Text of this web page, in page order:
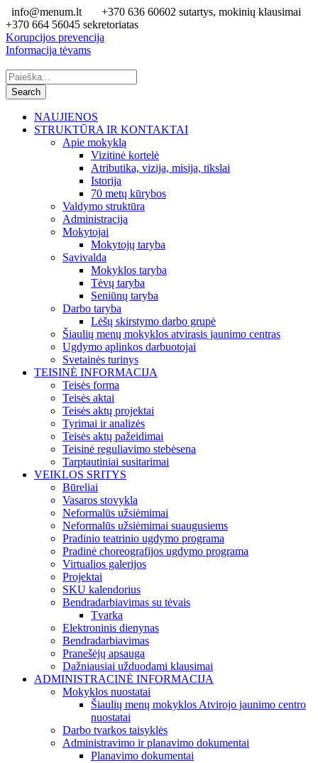
info@menum.lt
+370 636 60602 sutartys, mokinių klausimai
+370 664 56045 sekretoriatas
Korupcijos prevencija
Informacija tėvams
NAUJIENOS
STRUKTŪRA IR KONTAKTAI
Apie mokyklą
Vizitinė kortelė
Atributika, vizija, misija, tikslai
Istorija
70 metų kūrybos
Valdymo struktūra
Administracija
Mokytojai
Mokytojų taryba
Savivalda
Mokyklos taryba
Tėvų taryba
Seniūnų taryba
Darbo taryba
Lėšų skirstymo darbo grupė
Šiaulių menų mokyklos atvirasis jaunimo centras
Ugdymo aplinkos darbuotojai
Svetainės turinys
TEISINĖ INFORMACIJA
Teisės forma
Teisės aktai
Teisės aktų projektai
Tyrimai ir analizės
Teisės aktų pažeidimai
Teisinė reguliavimo stebėsena
Tarptautiniai susitarimai
VEIKLOS SRITYS
Būreliai
Vasaros stovykla
Neformalūs užsiėmimai
Neformalūs užsiėmimai suaugusiems
Pradinio teatrinio ugdymo programa
Pradinė choreografijos ugdymo programa
Virtualios galerijos
Projektai
SKU kalendorius
Bendradarbiavimas su tėvais
Tvarka
Elektroninis dienynas
Bendradarbiavimas
Pranešėjų apsauga
Dažniausiai užduodami klausimai
ADMINISTRACINĖ INFORMACIJA
Mokyklos nuostatai
Šiaulių menų mokyklos Atvirojo jaunimo centro
nuostatai
Darbo tvarkos taisyklės
Administravimo ir planavimo dokumentai
Planavimo dokumentai